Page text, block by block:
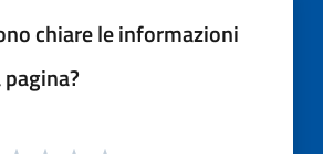
chiare le informazioni